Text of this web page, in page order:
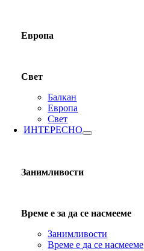
Европа
Свет
Балкан
Европа
Свет
ИНТЕРЕСНО
Занимливости
Време е за да се насмееме
Занимливости
Време е да се насмееме